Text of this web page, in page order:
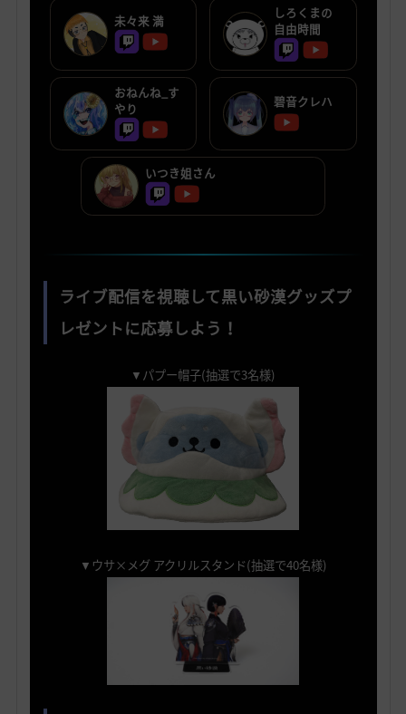
未々来 満
しろくまの
自由時間
おねんね_す
やり
碧音クレハ
いつき姐さん
ライブ配信を視聴して黒い砂漠グッズプ
レゼントに応募しよう！
▼パプー帽子(抽選で3名様)
▼ウサ×メグ アクリルスタンド(抽選で40名様)